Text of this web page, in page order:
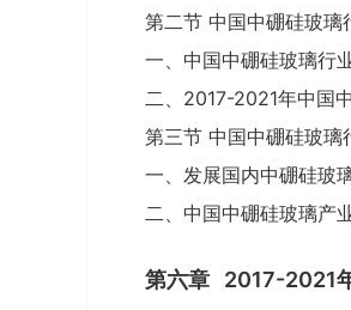
第二节 中国中硼硅玻璃
一、中国中硼硅玻璃行
二、2017-2021年中国
第三节 中国中硼硅玻璃
一、发展国内中硼硅玻
二、中国中硼硅玻璃产
第六章 2017-2021